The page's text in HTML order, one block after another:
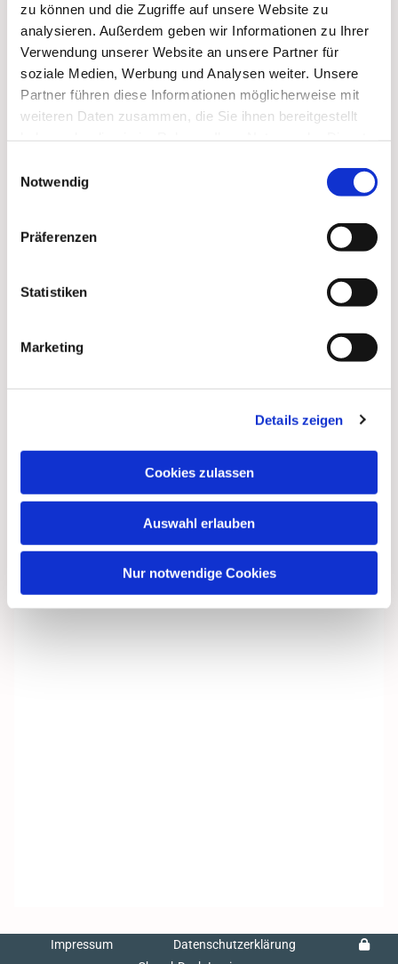
zu können und die Zugriffe auf unsere Website zu
analysieren. Außerdem geben wir Informationen zu Ihrer
Verwendung unserer Website an unsere Partner für
soziale Medien, Werbung und Analysen weiter. Unsere
Partner führen diese Informationen möglicherweise mit
weiteren Daten zusammen, die Sie ihnen bereitgestellt
Notwendig
Präferenzen
Statistiken
Marketing
Details zeigen
Cookies zulassen
Auswahl erlauben
Nur notwendige Cookies
Dies könnte Sie auch
interessieren
Impressum
Datenschutzerklärung